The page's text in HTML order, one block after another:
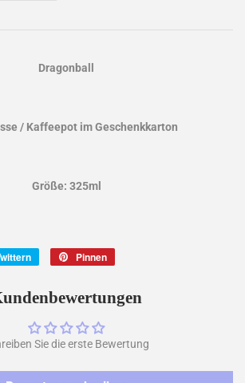
Dragonball
/ Kaffeepot im Geschenkkarton
Größe: 325ml
twittern
Pinnen
pinnen
Sie die erste Bewertung